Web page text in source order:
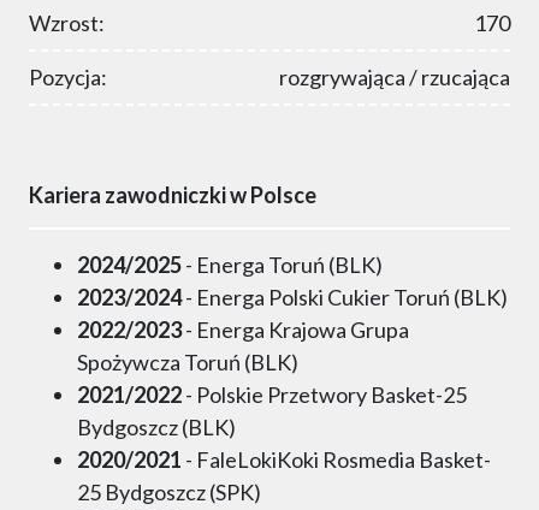
Wzrost: 170
Pozycja: rozgrywająca / rzucająca
Kariera zawodniczki w Polsce
2024/2025- Energa Toruń (BLK)
2023/2024- Energa Polski Cukier Toruń (BLK)
2022/2023- Energa Krajowa Grupa
Spożywcza Toruń (BLK)
2021/2022- Polskie Przetwory Basket-25
Bydgoszcz (BLK)
2020/2021 - FaleLokiKoki Rosmedia Basket-
25 Bydgoszcz (SPK)